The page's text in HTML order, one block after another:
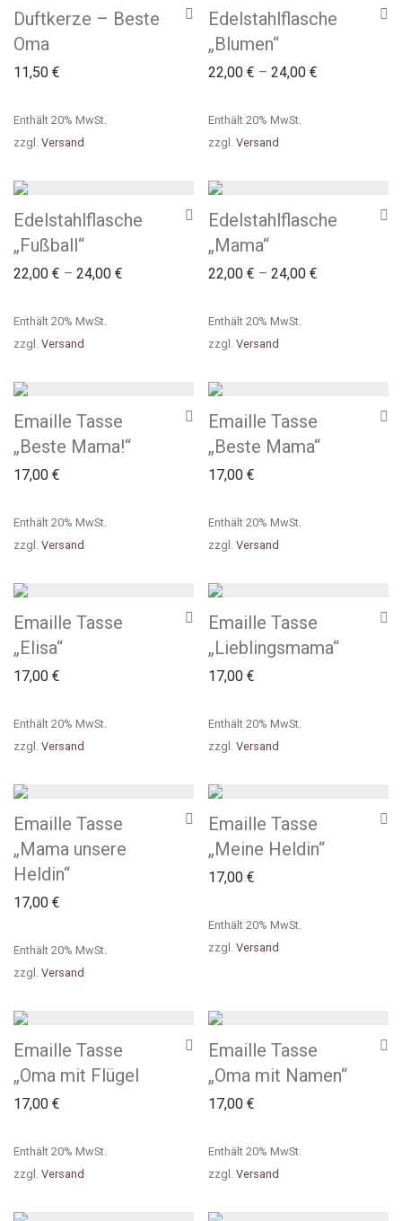
Duftkerze – Beste
Oma
11,50 €
Enthält 20% MwSt.
zzgl. Versand
Edelstahlflasche
„Blumen“
22,00 € – 24,00 €
Enthält 20% MwSt.
zzgl. Versand
Edelstahlflasche
„Fußball“
22,00 € – 24,00 €
Enthält 20% MwSt.
zzgl. Versand
Edelstahlflasche
„Mama“
22,00 € – 24,00 €
Enthält 20% MwSt.
zzgl. Versand
Emaille Tasse
„Beste Mama!“
17,00 €
Enthält 20% MwSt.
zzgl. Versand
Emaille Tasse
„Beste Mama“
17,00 €
Enthält 20% MwSt.
zzgl. Versand
Emaille Tasse
„Elisa“
17,00 €
Enthält 20% MwSt.
zzgl. Versand
Emaille Tasse
„Lieblingsmama“
17,00 €
Enthält 20% MwSt.
zzgl. Versand
Emaille Tasse
„Mama unsere
Heldin“
17,00 €
Enthält 20% MwSt.
zzgl. Versand
Emaille Tasse
„Meine Heldin“
17,00 €
Enthält 20% MwSt.
zzgl. Versand
Emaille Tasse
„Oma mit Flügel
17,00 €
Enthält 20% MwSt.
zzgl. Versand
Emaille Tasse
„Oma mit Namen“
17,00 €
Enthält 20% MwSt.
zzgl. Versand